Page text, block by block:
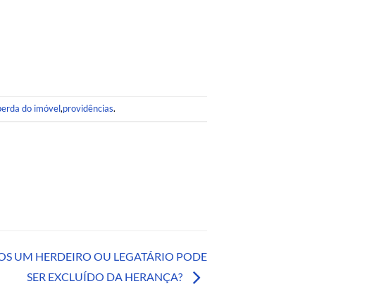
do imóvel,providências.
UM HERDEIRO OU LEGATÁRIO PODE
SER EXCLUÍDO DA HERANÇA?